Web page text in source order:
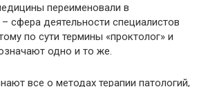
переименовали в
сфера деятельности специалистов
по сути термины «проктолог» и
одно и то же.
все о методах терапии патологий,